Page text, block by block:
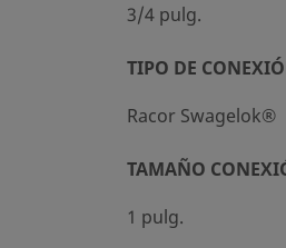
3/4 pulg.
Racor Swagelok®
TIPO DE
1 pulg.
TAMAÑO